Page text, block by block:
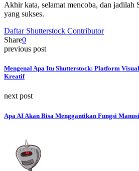
Akhir kata, selamat mencoba, dan jadilah
yang sukses.
Daftar Shutterstock Contributor
Share0
previous post
Mengenal Apa Itu Shutterstock: Platform
Kreatif
next post
Apa AI Akan Bisa Menggantikan Fungsi